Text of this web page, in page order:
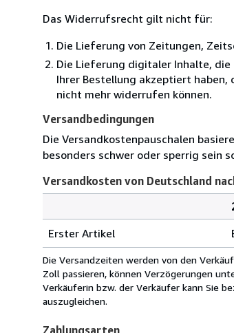
Das Widerrufsrecht gilt nicht für:
Die Lieferung von Zeitungen,
Die Lieferung digitaler Inhalte, die
Ihrer Bestellung akzeptiert haben,
nicht mehr widerrufen können.
Versandbedingungen
Die Versandkostenpauschalen
besonders schwer oder sperrig sein
Versandkosten von Deutschland
von
Deutschland
nach
USA
Erster Artikel
Die Versandzeiten werden von den
Zoll passieren, können Verzögerungen
Verkäuferin bzw. der Verkäufer kann Sie
auszugleichen.
Zahlungsarten